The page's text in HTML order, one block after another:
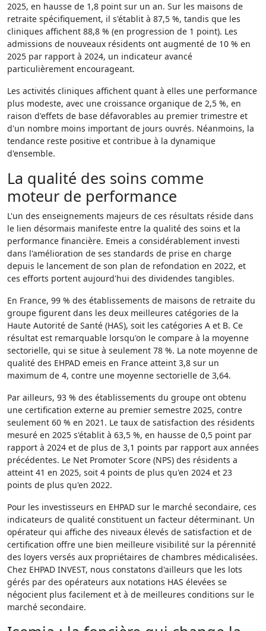
2025, en hausse de 1,8 point sur un an. Sur les maisons de
retraite spécifiquement, il s'établit à 87,5 %, tandis que les
cliniques affichent 88,8 % (en progression de 1 point). Les
admissions de nouveaux résidents ont augmenté de 10 % en
2025 par rapport à 2024, un indicateur avancé
particulièrement encourageant.
Les activités cliniques affichent quant à elles une performance
plus modeste, avec une croissance organique de 2,5 %, en
raison d'effets de base défavorables au premier trimestre et
d'un nombre moins important de jours ouvrés. Néanmoins, la
tendance reste positive et contribue à la dynamique
d'ensemble.
La qualité des soins comme
moteur de performance
L'un des enseignements majeurs de ces résultats réside dans
le lien désormais manifeste entre la qualité des soins et la
performance financière. Emeis a considérablement investi
dans l'amélioration de ses standards de prise en charge
depuis le lancement de son plan de refondation en 2022, et
ces efforts portent aujourd'hui des dividendes tangibles.
En France, 99 % des établissements de maisons de retraite du
groupe figurent dans les deux meilleures catégories de la
Haute Autorité de Santé (HAS), soit les catégories A et B. Ce
résultat est remarquable lorsqu'on le compare à la moyenne
sectorielle, qui se situe à seulement 78 %. La note moyenne de
qualité des EHPAD emeis en France atteint 3,8 sur un
maximum de 4, contre une moyenne sectorielle de 3,64.
Par ailleurs, 93 % des établissements du groupe ont obtenu
une certification externe au premier semestre 2025, contre
seulement 60 % en 2021. Le taux de satisfaction des résidents
mesuré en 2025 s'établit à 63,5 %, en hausse de 0,5 point par
rapport à 2024 et de plus de 3,1 points par rapport aux années
précédentes. Le Net Promoter Score (NPS) des résidents a
atteint 41 en 2025, soit 4 points de plus qu'en 2024 et 23
points de plus qu'en 2022.
Pour les investisseurs en EHPAD sur le marché secondaire, ces
indicateurs de qualité constituent un facteur déterminant. Un
opérateur qui affiche des niveaux élevés de satisfaction et de
certification offre une bien meilleure visibilité sur la pérennité
des loyers versés aux propriétaires de chambres médicalisées.
Chez EHPAD INVEST, nous constatons d'ailleurs que les lots
gérés par des opérateurs aux notations HAS élevées se
négocient plus facilement et à de meilleures conditions sur le
marché secondaire.